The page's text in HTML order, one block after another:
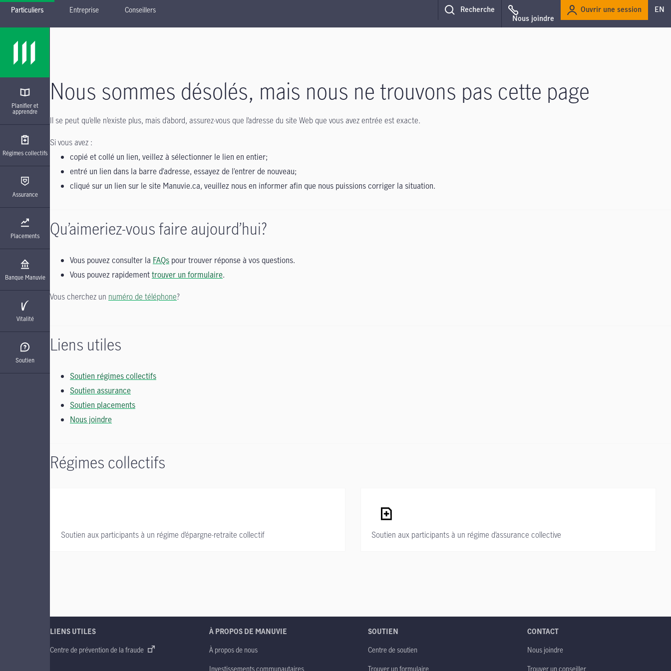
Passer à la navigation principale
Passer au contenu principal
Passer au pied de page
Particuliers Entreprise Conseillers
Recherche
Nous joindre
Ouvrir une session EN
Planifier et
apprendre
Régimes collectifs
Assurance
Placements
Banque Manuvie
Vitalité
Soutien
Nous sommes désolés, mais nous ne trouvons pas cette page
Il se peut qu’elle n’existe plus, mais d’abord, assurez-vous que l’adresse du site Web que vous avez entrée est exacte.
Si vous avez :
copié et collé un lien, veillez à sélectionner le lien en entier;
entré un lien dans la barre d’adresse, essayez de l’entrer de nouveau;
cliqué sur un lien sur le site Manuvie.ca, veuillez nous en informer afin que nous puissions corriger la situation.
Qu’aimeriez-vous faire aujourd’hui?
Vous pouvez consulter la FAQs pour trouver réponse à vos questions.
Vous pouvez rapidementtrouver un formulaire.
Vous cherchez un numéro de téléphone?
Liens utiles
Soutien régimes collectifs
Soutien assurance
Soutien placements
Nous joindre
Régimes collectifs
Soutien aux participants à un régime d’épargne-retraite collectif Soutien aux participants à un régime d’assurance collective
LIENS UTILES
Centre de prévention de la fraude
À PROPOS DE MANUVIE
À propos de nous
Investissements communautaires
SOUTIEN
Centre de soutien
Trouver un formulaire
CONTACT
Nous joindre
Trouver un conseiller